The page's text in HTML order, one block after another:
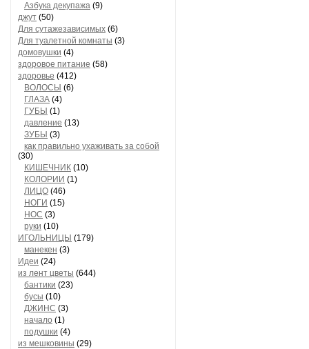
Азбука декупажа (9)
джут (50)
Для сутажезависимых (6)
Для туалетной комнаты (3)
домовушки (4)
здоровое питание (58)
здоровье (412)
ВОЛОСЫ (6)
ГЛАЗА (4)
ГУБЫ (1)
давление (13)
ЗУБЫ (3)
как правильно ухаживать за собой
(30)
КИШЕЧНИК (10)
КОЛОРИИ (1)
ЛИЦО (46)
НОГИ (15)
НОС (3)
руки (10)
ИГОЛЬНИЦЫ (179)
манекен (3)
Идеи (24)
из лент цветы (644)
бантики (23)
бусы (10)
ДЖИНС (3)
начало (1)
подушки (4)
из мешковины (29)